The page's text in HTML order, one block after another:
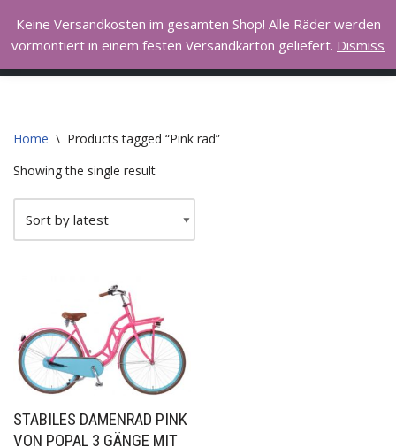
Skip
to
Hall of Bike
I love to ride my bicycle
Home \ Products tagged “Pink rad”
Showing the single result
STABILES DAMENRAD PINK
VON POPAL 3 GÄNGE MIT
Keine Versandkosten im gesamten Shop! Alle Räder werden
vormontiert in einem festen Versandkarton geliefert. Dismiss